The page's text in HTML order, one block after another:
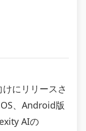
にリリースさ
、Android版
AIの